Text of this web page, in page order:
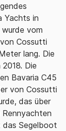
Yachts in
vom
Cossutti
lang. Die
Die
Bavaria C45
von Cossutti
das über
Rennyachten
Segelboot